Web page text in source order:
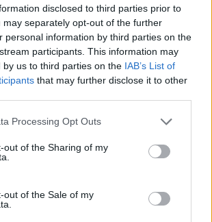
disclosed to third parties prior to
may separately opt-out of the further
personal information by third parties on the
participants. This information may
by us to third parties on the IAB’s List of
that may further disclose it to other
Processing Opt Outs
out of the Sharing of my
out of the Sale of my
περιφέρειας Χόρχε Αθκόν δήλωσε
στο Χ «σοκαρισμένος από τα νέα
στην κορυφή
πως θα μεταβεί στην περιοχή.
Share on X Bluesky
Copy Link
πυρηναια